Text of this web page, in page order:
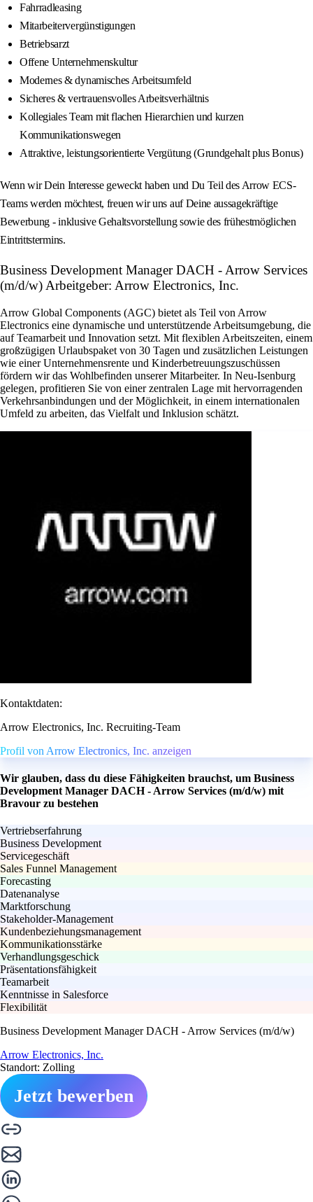
Fahrradleasing
Mitarbeitervergünstigungen
Betriebsarzt
Offene Unternehmenskultur
Modernes & dynamisches Arbeitsumfeld
Sicheres & vertrauensvolles Arbeitsverhältnis
Kollegiales Team mit flachen Hierarchien und kurzen
Kommunikationswegen
Attraktive, leistungsorientierte Vergütung (Grundgehalt plus Bonus)
Wenn wir Dein Interesse geweckt haben und Du Teil des Arrow ECS-
Teams werden möchtest, freuen wir uns auf Deine aussagekräftige
Bewerbung - inklusive Gehaltsvorstellung sowie des frühestmöglichen
Eintrittstermins.
Business Development Manager DACH - Arrow Services
(m/d/w) Arbeitgeber: Arrow Electronics, Inc.
Arrow Global Components (AGC) bietet als Teil von Arrow
Electronics eine dynamische und unterstützende Arbeitsumgebung, die
auf Teamarbeit und Innovation setzt. Mit flexiblen Arbeitszeiten, einem
großzügigen Urlaubspaket von 30 Tagen und zusätzlichen Leistungen
wie einer Unternehmensrente und Kinderbetreuungszuschüssen
fördern wir das Wohlbefinden unserer Mitarbeiter. In Neu-Isenburg
gelegen, profitieren Sie von einer zentralen Lage mit hervorragenden
Verkehrsanbindungen und der Möglichkeit, in einem internationalen
Umfeld zu arbeiten, das Vielfalt und Inklusion schätzt.
Kontaktdaten:
Arrow Electronics, Inc. Recruiting-Team
Profil von Arrow Electronics, Inc. anzeigen
Wir glauben, dass du diese Fähigkeiten brauchst, um Business
Development Manager DACH - Arrow Services (m/d/w) mit
Bravour zu bestehen
Vertriebserfahrung
Business Development
Servicegeschäft
Sales Funnel Management
Forecasting
Datenanalyse
Marktforschung
Stakeholder-Management
Kundenbeziehungsmanagement
Kommunikationsstärke
Verhandlungsgeschick
Präsentationsfähigkeit
Teamarbeit
Kenntnisse in Salesforce
Flexibilität
Business Development Manager DACH - Arrow Services (m/d/w)
Arrow Electronics, Inc.
Standort: Zolling
Jetzt bewerben